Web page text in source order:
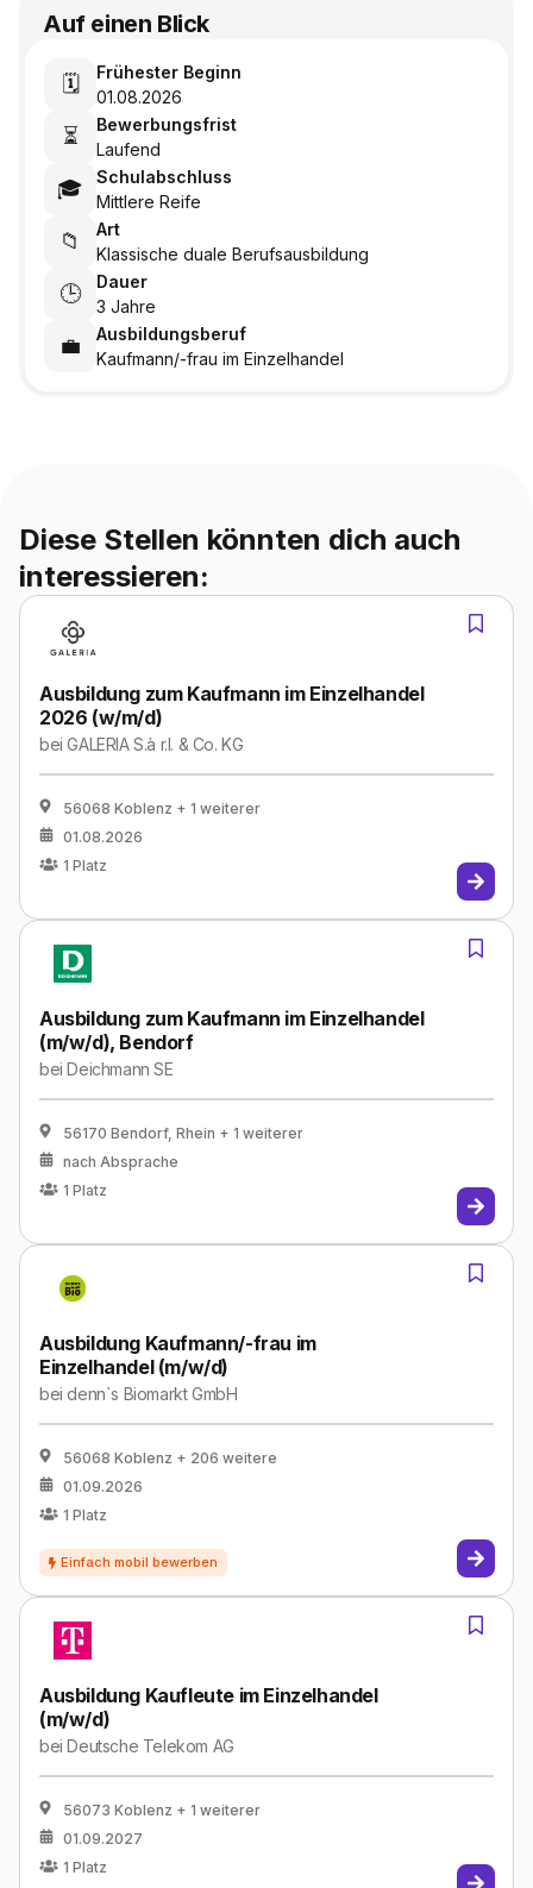
Auf einen Blick
🗓️
Frühester Beginn
01.08.2026
⏳
Bewerbungsfrist
Laufend
🎓
Schulabschluss
Mittlere Reife
📁
Art
Klassische duale Berufsausbildung
🕒
Dauer
3 Jahre
💼
Ausbildungsberuf
Kaufmann/-frau im Einzelhandel
Diese Stellen könnten dich auch
interessieren:
Ausbildung zum Kaufmann im Einzelhandel
2026 (w/m/d)
beiGALERIA S.à r.l. & Co. KG
56068 Koblenz + 1 weiterer
01.08.2026
1 Platz
Ausbildung zum Kaufmann im Einzelhandel
(m/w/d), Bendorf
beiDeichmann SE
56170 Bendorf, Rhein + 1 weiterer
nach Absprache
1 Platz
Ausbildung Kaufmann/-frau im
Einzelhandel (m/w/d)
beidenn`s Biomarkt GmbH
56068 Koblenz + 206 weitere
01.09.2026
1 Platz
Ausbildung Kaufleute im Einzelhandel
(m/w/d)
beiDeutsche Telekom AG
56073 Koblenz + 1 weiterer
01.09.2027
1 Platz